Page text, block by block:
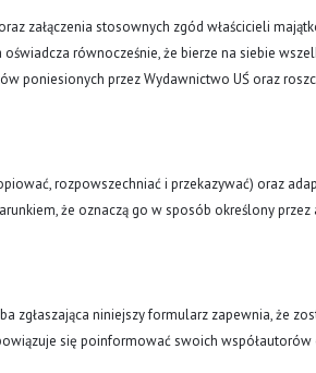
załączenia stosownych zgód właścicieli
równocześnie, że bierze na siebie
poniesionych przez Wydawnictwo UŚ oraz
rozpowszechniać i przekazywać) oraz
że oznaczą go w sposób określony
zgłaszająca niniejszy formularz zapewnia, że
się poinformować swoich współautorów